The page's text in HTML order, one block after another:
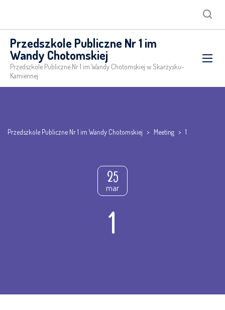
Przedszkole Publiczne Nr 1 im
Wandy Chotomskiej
Przedszkole Publiczne Nr 1 im Wandy Chotomskiej w Skarżysku-
Kamiennej
Przedszkole Publiczne Nr 1 im Wandy Chotomskiej > Meeting > 1
25
mar
1